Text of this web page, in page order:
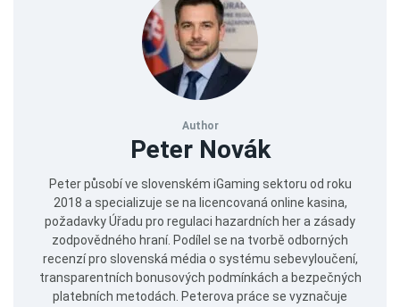
Author
Peter Novák
Peter působí ve slovenském iGaming sektoru od roku
2018 a specializuje se na licencovaná online kasina,
požadavky Úřadu pro regulaci hazardních her a zásady
zodpovědného hraní. Podílel se na tvorbě odborných
recenzí pro slovenská média o systému sebevyloučení,
transparentních bonusových podmínkách a bezpečných
platebních metodách. Peterova práce se vyznačuje